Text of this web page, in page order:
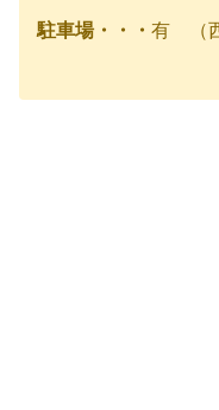
駐車場・・・ 有 （